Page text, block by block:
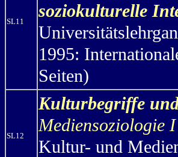
SL11
soziokulturelle
1995:
Seiten)
SL12
Kulturbegriffe
Mediensoziologie I
Kultur- und